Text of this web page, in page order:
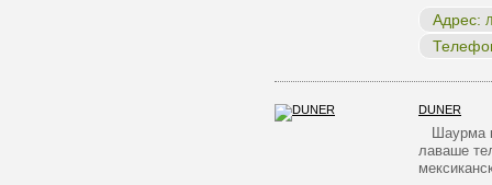
Адрес:
DUNER
Шаурма
лаваше